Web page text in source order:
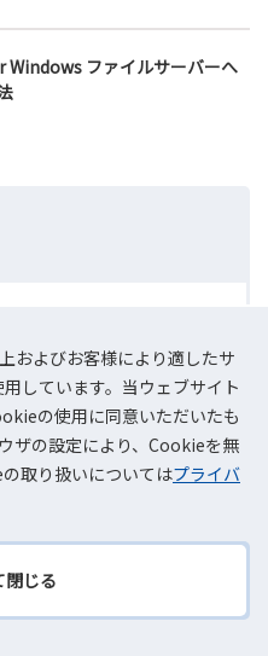
およびお客様により適したサ
しています。当ウェブサイト
の使用に同意いただいたも
ザの設定により、Cookieを無
取り扱いについてはプライバ
閉じる
Windows ファイルサーバーへ
戻る